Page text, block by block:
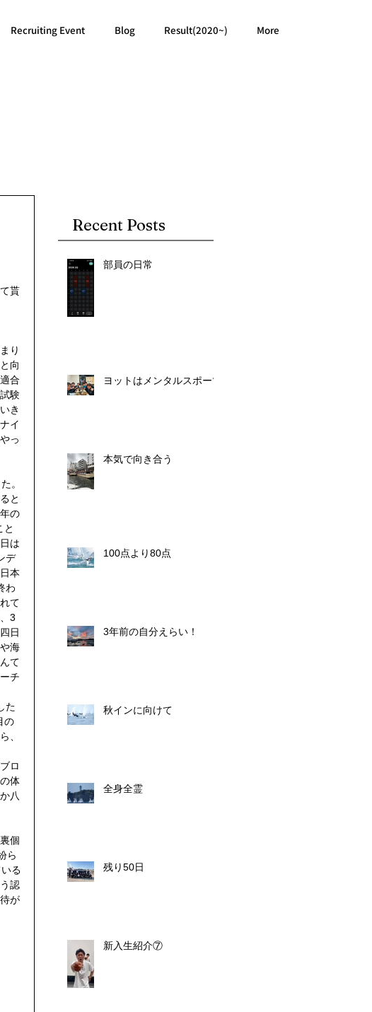
Recruiting Event Blog Result(2020~) More
貰
り
向
合
験
き
イ
っ
。
と
の
と
は
デ
本
わ
て
3
日
海
て
チ
た
の
、
ロ
体
八
個
ら
る
認
が
Recent Posts
部員の日常
ヨットはメンタルスポーツ
本気で向き合う
100点より80点
3年前の自分えらい！
秋インに向けて
全身全霊
残り50日
新入生紹介⑦